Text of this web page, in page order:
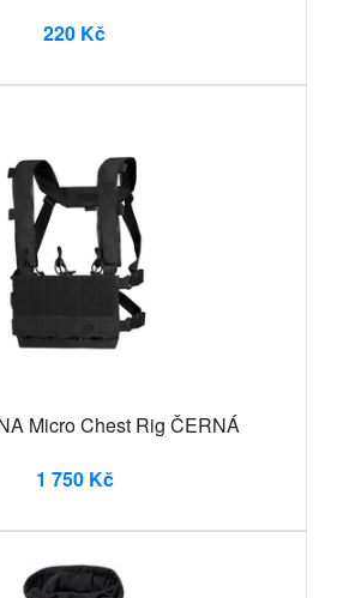
220 Kč
Micro Chest Rig ČERNÁ
1 750 Kč